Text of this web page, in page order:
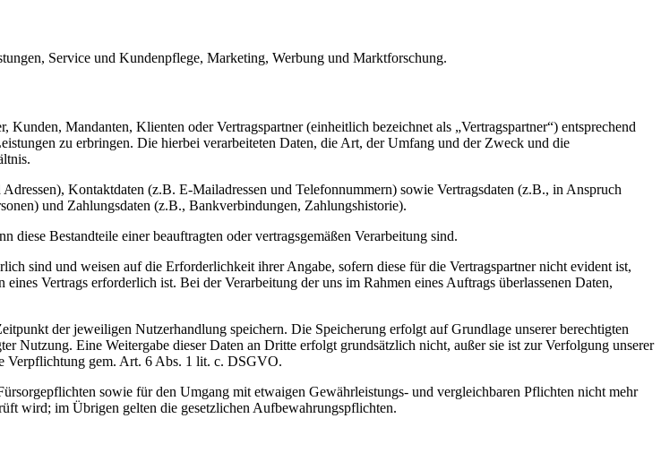
Service und Kundenpflege, Marketing, Werbung und Marktforschung.
Mandanten, Klienten oder Vertragspartner (einheitlich bezeichnet als „Vertragspartner“) entsprechend
zu erbringen. Die hierbei verarbeiteten Daten, die Art, der Umfang und der Zweck und die
Kontaktdaten (z.B. E-Mailadressen und Telefonnummern) sowie Vertragsdaten (z.B., in Anspruch
und Zahlungsdaten (z.B., Bankverbindungen, Zahlungshistorie).
Bestandteile einer beauftragten oder vertragsgemäßen Verarbeitung sind.
sind und weisen auf die Erforderlichkeit ihrer Angabe, sofern diese für die Vertragspartner nicht evident ist,
Vertrags erforderlich ist. Bei der Verarbeitung der uns im Rahmen eines Auftrags überlassenen Daten,
der jeweiligen Nutzerhandlung speichern. Die Speicherung erfolgt auf Grundlage unserer berechtigten
Nutzung. Eine Weitergabe dieser Daten an Dritte erfolgt grundsätzlich nicht, außer sie ist zur Verfolgung unserer
Verpflichtung gem. Art. 6 Abs. 1 lit. c. DSGVO.
sowie für den Umgang mit etwaigen Gewährleistungs- und vergleichbaren Pflichten nicht mehr
wird; im Übrigen gelten die gesetzlichen Aufbewahrungspflichten.